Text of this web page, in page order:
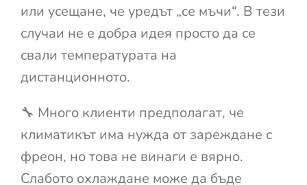
или усещане, че уредът „се мъчи“. В тези
случаи не е добра идея просто да се
свали температурата на
дистанционното.
🔧 Много клиенти предполагат, че
климатикът има нужда от зареждане с
фреон, но това не винаги е вярно.
Слабото охлаждане може да бъде